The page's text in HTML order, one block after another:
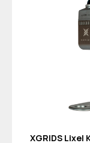
XGRIDS Lixel